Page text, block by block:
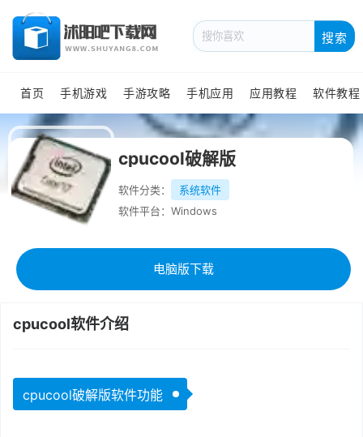
搜索
首页 手机游戏 手游攻略 手机应用 应用教程 软件教程
cpucool破解版
软件分类：
系统软件
软件平台：Windows
电脑版下载
cpucool软件介绍
cpucool破解版软件功能